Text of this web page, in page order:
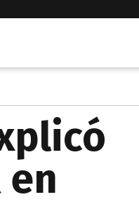
en